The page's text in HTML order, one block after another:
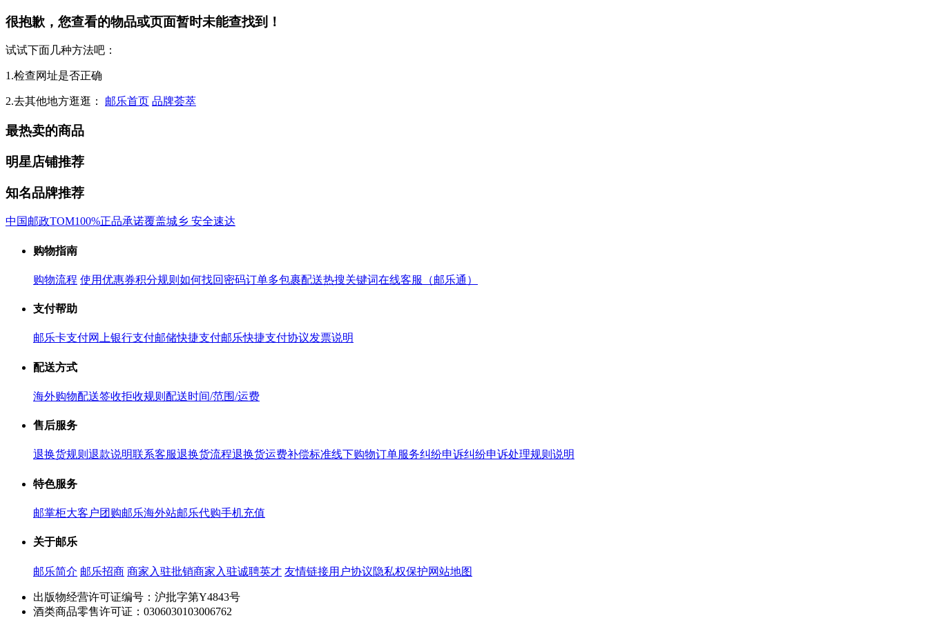
很抱歉，您查看的物品或页面暂时未能查找到！
试试下面几种方法吧：
1.检查网址是否正确
2.去其他地方逛逛： 邮乐首页 品牌荟萃
最热卖的商品
明星店铺推荐
知名品牌推荐
中国邮政TOM100%正品承诺覆盖城乡 安全速达
购物指南
购物流程 使用优惠券积分规则 如何找回密码订单多包裹配送热搜关键词在线客服（邮乐通）
支付帮助
邮乐卡支付网上银行支付邮储快捷支付邮乐快捷支付协议发票说明
配送方式
海外购物配送签收拒收规则 配送时间/范围/运费
售后服务
退换货规则 退款说明联系客服退换货流程退换货运费补偿标准线下购物订单服务纠纷申诉纠纷申诉处理规则说明
特色服务
邮掌柜大客户团购邮乐海外站邮乐代购手机充值
关于邮乐
邮乐简介 邮乐招商 商家入驻批销商家入驻诚聘英才 友情链接用户协议隐私权保护网站地图
出版物经营许可证编号：沪批字第Y4843号
酒类商品零售许可证：0306030103006762